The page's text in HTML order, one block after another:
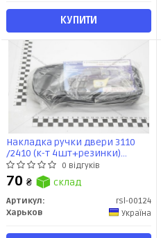
КУПИТИ
Накладка ручки двери 3110
/2410 (к-т 4шт+резинки)
Харьков
0 відгуків
70 ₴ склад
Артикул:
rsl-00124
Харьков
Україна